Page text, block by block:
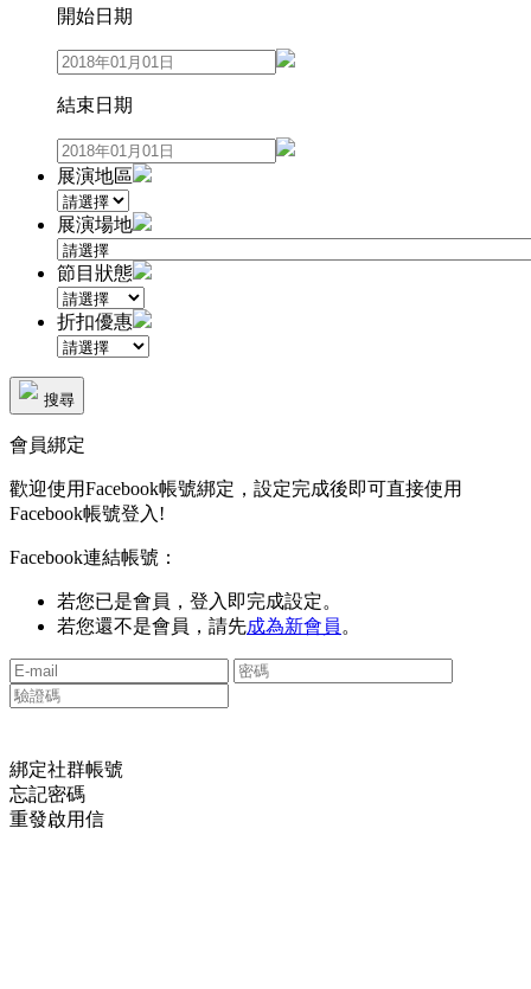
開始日期
結束日期
展演地區
展演場地
節目狀態
折扣優惠
搜尋
會員綁定
歡迎使用Facebook帳號綁定，設定完成後即可直接使用
Facebook帳號登入!
Facebook連結帳號：
若您已是會員，登入即完成設定。
若您還不是會員，請先成為新會員 。
綁定社群帳號
忘記密碼
重發啟用信